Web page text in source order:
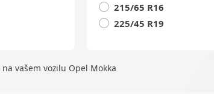
215/65 R16
225/45 R19
vašem vozilu Opel Mokka